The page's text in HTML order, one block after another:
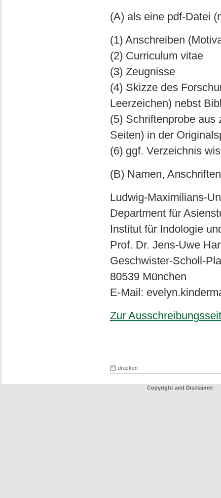
(A) als eine pdf-Datei
(1) Anschreiben
(2) Curriculum vitae
(3) Zeugnisse
(4) Skizze des
Leerzeichen) nebst
(5) Schriftenprobe aus
Seiten) in der
(6) ggf. Verzeichnis
(B) Namen,
Ludwig-Maximilians-
Department für
Institut für Indologie
Prof. Dr. Jens-Uwe
Geschwister-Scholl-
80539 München
E-Mail:
Zur
drucken
Copyright and Disclaimer